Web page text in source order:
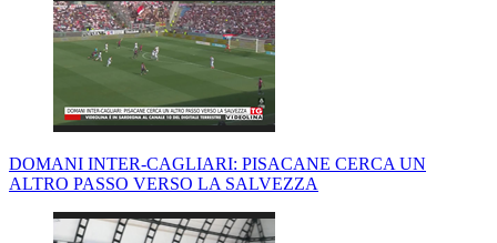
DOMANI INTER-CAGLIARI: PISACANE CERCA UN
ALTRO PASSO VERSO LA SALVEZZA